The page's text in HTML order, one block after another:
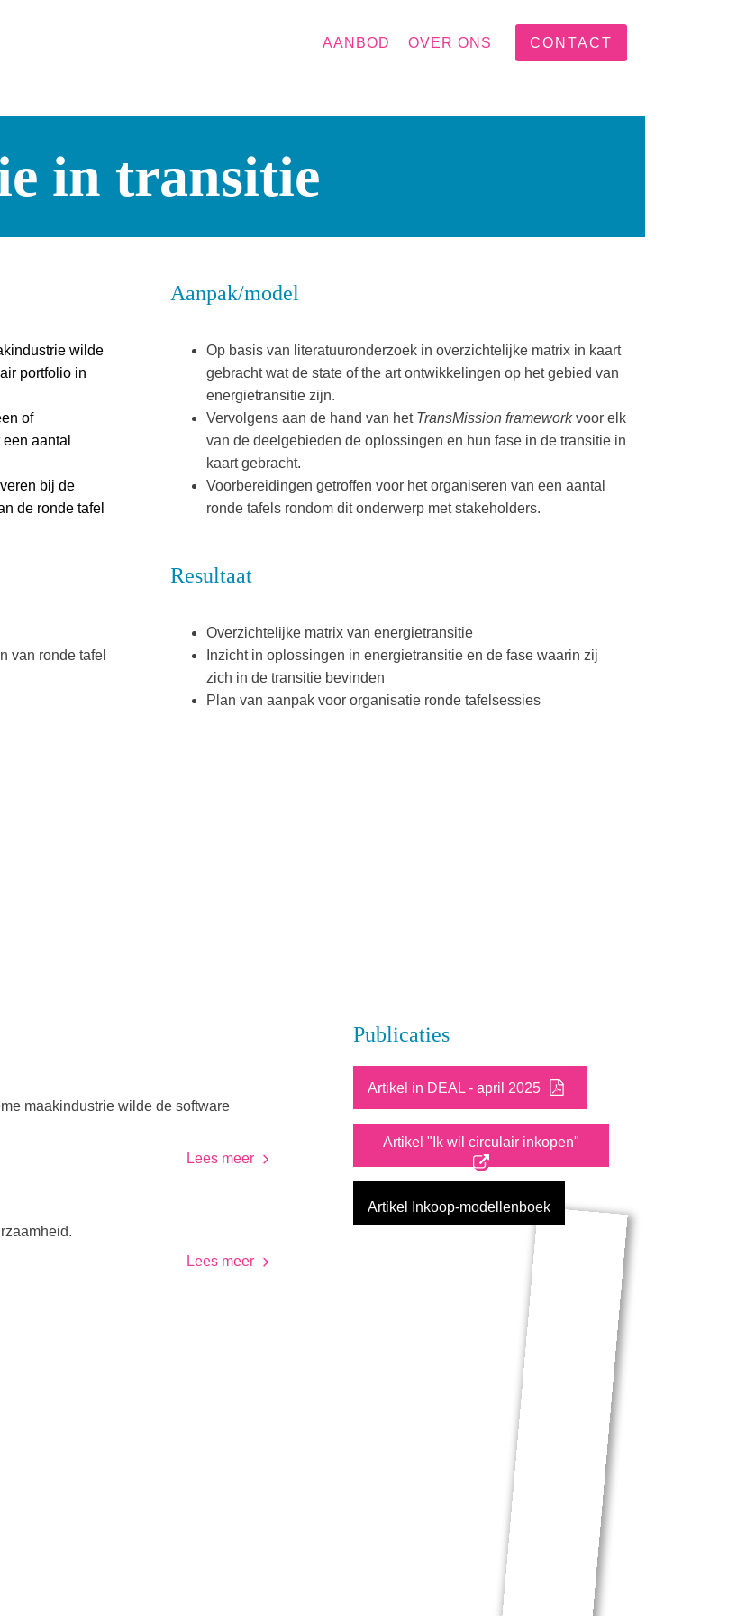
AANBOD OVER ONS CONTACT
in transitie
wilde
portfolio in
of
aantal
bij de
de ronde tafel
van ronde tafel
Aanpak/model
Op basis van literatuuronderzoek in overzichtelijke matrix in kaart
gebracht wat de state of the art ontwikkelingen op het gebied van
energietransitie zijn.
Vervolgens aan de hand van het TransMission frameworkvoor elk
van de deelgebieden de oplossingen en hun fase in de transitie in
kaart gebracht.
Voorbereidingen getroffen voor het organiseren van een aantal
ronde tafels rondom dit onderwerp met stakeholders.
Resultaat
Overzichtelijke matrix van energietransitie
Inzicht in oplossingen in energietransitie en de fase waarin zij
zich in de transitie bevinden
Plan van aanpak voor organisatie ronde tafelsessies
maakindustrie wilde de software
Lees meer
Lees meer
Publicaties
Artikel in DEAL - april 2025
Artikel "Ik wil circulair inkopen"
Artikel Inkoop-modellenboek